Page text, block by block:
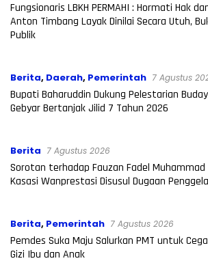
Fungsionaris LBKH PERMAHI : Hormati Hak
Anton Timbang Layak Dinilai Secara Utuh,
Publik
Berita, Daerah, Pemerintah 7 Agustus
Bupati Baharuddin Dukung Pelestarian
Gebyar Bertanjak Jilid 7 Tahun 2026
Berita 7 Agustus 2026
Sorotan terhadap Fauzan Fadel
Kasasi Wanprestasi Disusul Dugaan
Berita, Pemerintah 7 Agustus 2026
Pemdes Suka Maju Salurkan PMT untuk
Gizi Ibu dan Anak